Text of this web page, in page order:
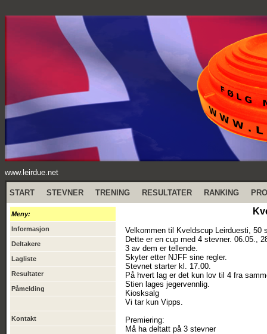
www.leirdue.net
START STEVNER TRENING RESULTATER RANKING
Meny:
Informasjon
Deltakere
Lagliste
Resultater
Påmelding
Kontakt
Velkommen til Kveldscup Leirduesti, 50
Dette er en cup med 4 stevner. 06.05.,
3 av dem er tellende.
Skyter etter NJFF sine regler.
Stevnet starter kl. 17.00.
På hvert lag er det kun lov til 4 fra
Stien lages jegervennlig.
Kiosksalg
Vi tar kun Vipps.
Premiering:
Må ha deltatt på 3 stevner